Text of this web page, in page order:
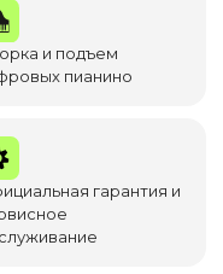
и подъем
пианино
гарантия и